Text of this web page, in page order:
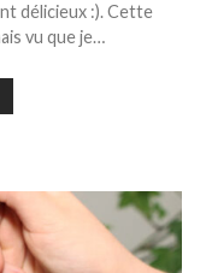
délicieux :). Cette
vu que je…